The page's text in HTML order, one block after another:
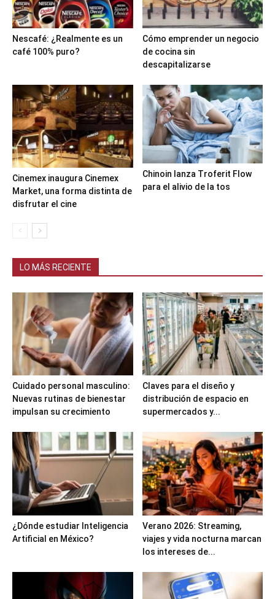
Nescafé: ¿Realmente es un
café 100% puro?
Cómo emprender un negocio
de cocina sin
descapitalizarse
Cinemex inaugura Cinemex
Market, una forma distinta de
disfrutar el cine
Chinoin lanza Troferit Flow
para el alivio de la tos
LO MÁS RECIENTE
Cuidado personal masculino:
Nuevas rutinas de bienestar
impulsan su crecimiento
Claves para el diseño y
distribución de espacio en
supermercados y...
¿Dónde estudiar Inteligencia
Artificial en México?
Verano 2026: Streaming,
viajes y vida nocturna marcan
los intereses de...